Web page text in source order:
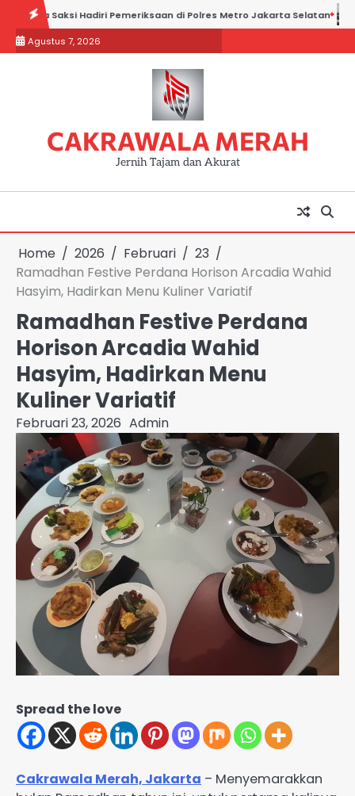
content
Hadiri Pemeriksaan di Polres Metro Jakarta Selatan Sidang
Agustus 7, 2026
CAKRAWALA MERAH
Jernih Tajam dan Akurat
Home 2026 Februari
23
Ramadhan Festive Perdana Horison Arcadia Wahid
Hasyim, Hadirkan Menu Kuliner Variatif
Ramadhan Festive Perdana
Horison Arcadia Wahid
Hasyim, Hadirkan Menu
Kuliner Variatif
Februari 23, 2026 Admin
Spread the love
Cakrawala Merah, Jakarta – Menyemarakkan